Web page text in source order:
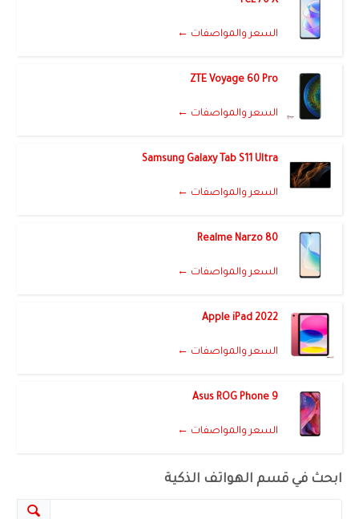
السعر والمواصفات ←
ZTE Voyage 60 Pro
السعر والمواصفات ←
Samsung Galaxy Tab S11 Ultra
السعر والمواصفات ←
Realme Narzo 80
السعر والمواصفات ←
Apple iPad 2022
السعر والمواصفات ←
Asus ROG Phone 9
السعر والمواصفات ←
ابحث في قسم الهواتف الذكية